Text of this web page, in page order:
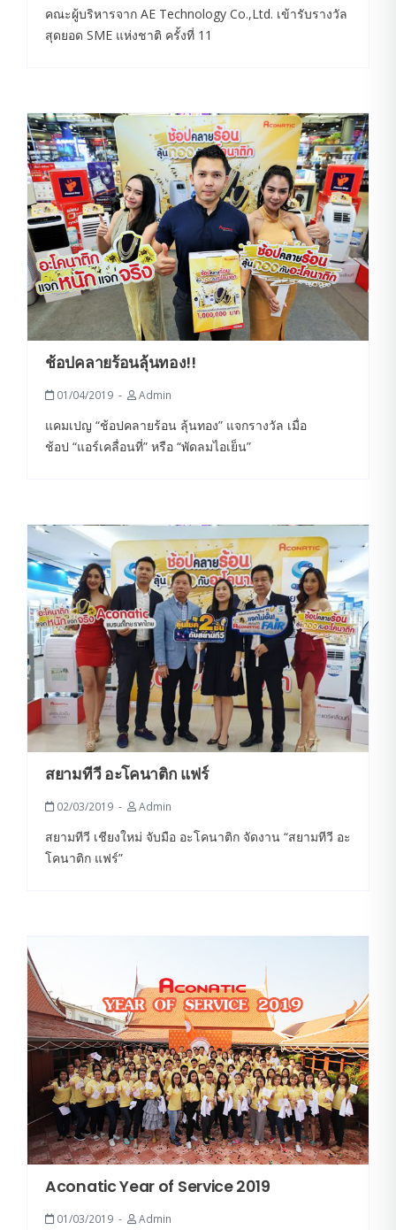
คณะผู้บริหารจาก AE Technology Co.,Ltd. เข้ารับรางวัล
สุดยอด SME แห่งชาติ ครั้งที่ 11
ช้อปคลายร้อนลุ้นทอง!!
01/04/2019 Admin
แคมเปญ “ช้อปคลายร้อน ลุ้นทอง” แจกรางวัล เมื่อ
ช้อป “แอร์เคลื่อนที่” หรือ “พัดลมไอเย็น”
สยามทีวี อะโคนาติก แฟร์
02/03/2019 Admin
สยามทีวี เชียงใหม่ จับมือ อะโคนาติก จัดงาน “สยามทีวี อะ
โคนาติก แฟร์”
Aconatic Year of Service 2019
01/03/2019 Admin